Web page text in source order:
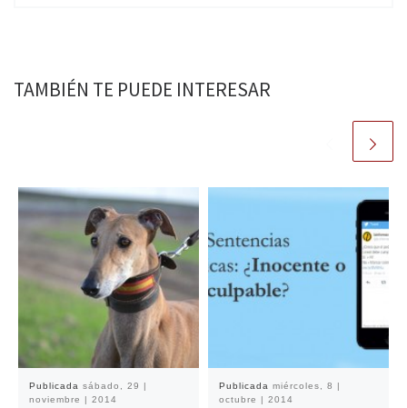
TAMBIÉN TE PUEDE INTERESAR
Publicada sábado, 29 |
noviembre | 2014
Publicada miércoles, 8 |
octubre | 2014